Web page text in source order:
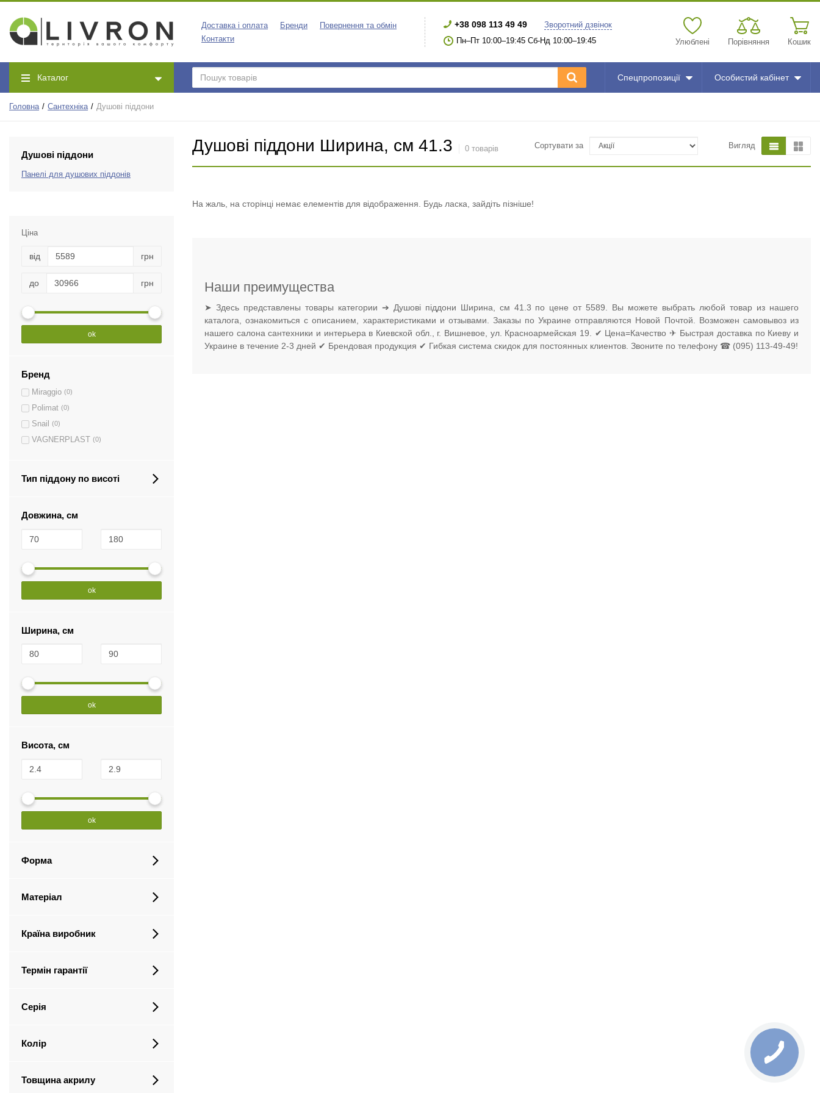
Доставка і оплата Бренди
Повернення та обмін
Контакти
+38 098 113 49 49
Зворотний дзвінок
Пн–Пт 10:00–19:45 Сб-Нд 10:00–19:45
Улюблені Порівняння Кошик
Каталог Спецпропозиції Особистий кабінет
Головна Сантехніка Душові піддони
Душові піддони
Панелі для душових піддонів
Ціна
від грн
до грн
ok
Бренд
Miraggio (0)
Polimat (0)
Snail (0)
VAGNERPLAST (0)
Тип піддону по висоті
Довжина, см
ok
Ширина, см
ok
Висота, см
ok
Форма
Матеріал
Країна виробник
Термін гарантії
Серія
Колір
Товщина акрилу
Душові піддони Ширина, см 41.3 0 товарів Сортувати за Вигляд
На жаль, на сторінці немає елементів для відображення. Будь ласка, зайдіть пізніше!
Наши преимущества
➤ Здесь представлены товары категории ➔ Душові піддони Ширина, см 41.3 по цене от 5589. Вы можете выбрать любой товар из нашего
каталога, ознакомиться с описанием, характеристиками и отзывами. Заказы по Украине отправляются Новой Почтой. Возможен самовывоз из
нашего салона сантехники и интерьера в Киевской обл., г. Вишневое, ул. Красноармейская 19. ✔ Цена=Качество ✈ Быстрая доставка по Киеву и
Украине в течение 2-3 дней ✔ Брендовая продукция ✔ Гибкая система скидок для постоянных клиентов. Звоните по телефону ☎ (095) 113-49-49!